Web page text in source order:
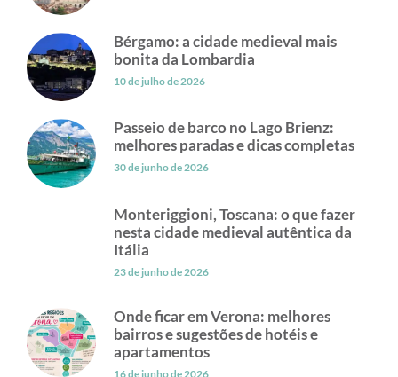
Bérgamo: a cidade medieval mais
bonita da Lombardia
10 de julho de 2026
Passeio de barco no Lago Brienz:
melhores paradas e dicas completas
30 de junho de 2026
Monteriggioni, Toscana: o que fazer
nesta cidade medieval autêntica da
Itália
23 de junho de 2026
Onde ficar em Verona: melhores
bairros e sugestões de hotéis e
apartamentos
16 de junho de 2026